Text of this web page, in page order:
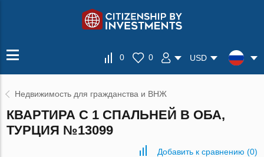
0 0 USD
Недвижимость для гражданства и ВНЖ
КВАРТИРА С 1 СПАЛЬНЕЙ В ОБА,
ТУРЦИЯ №13099
Добавить к сравнению (0)